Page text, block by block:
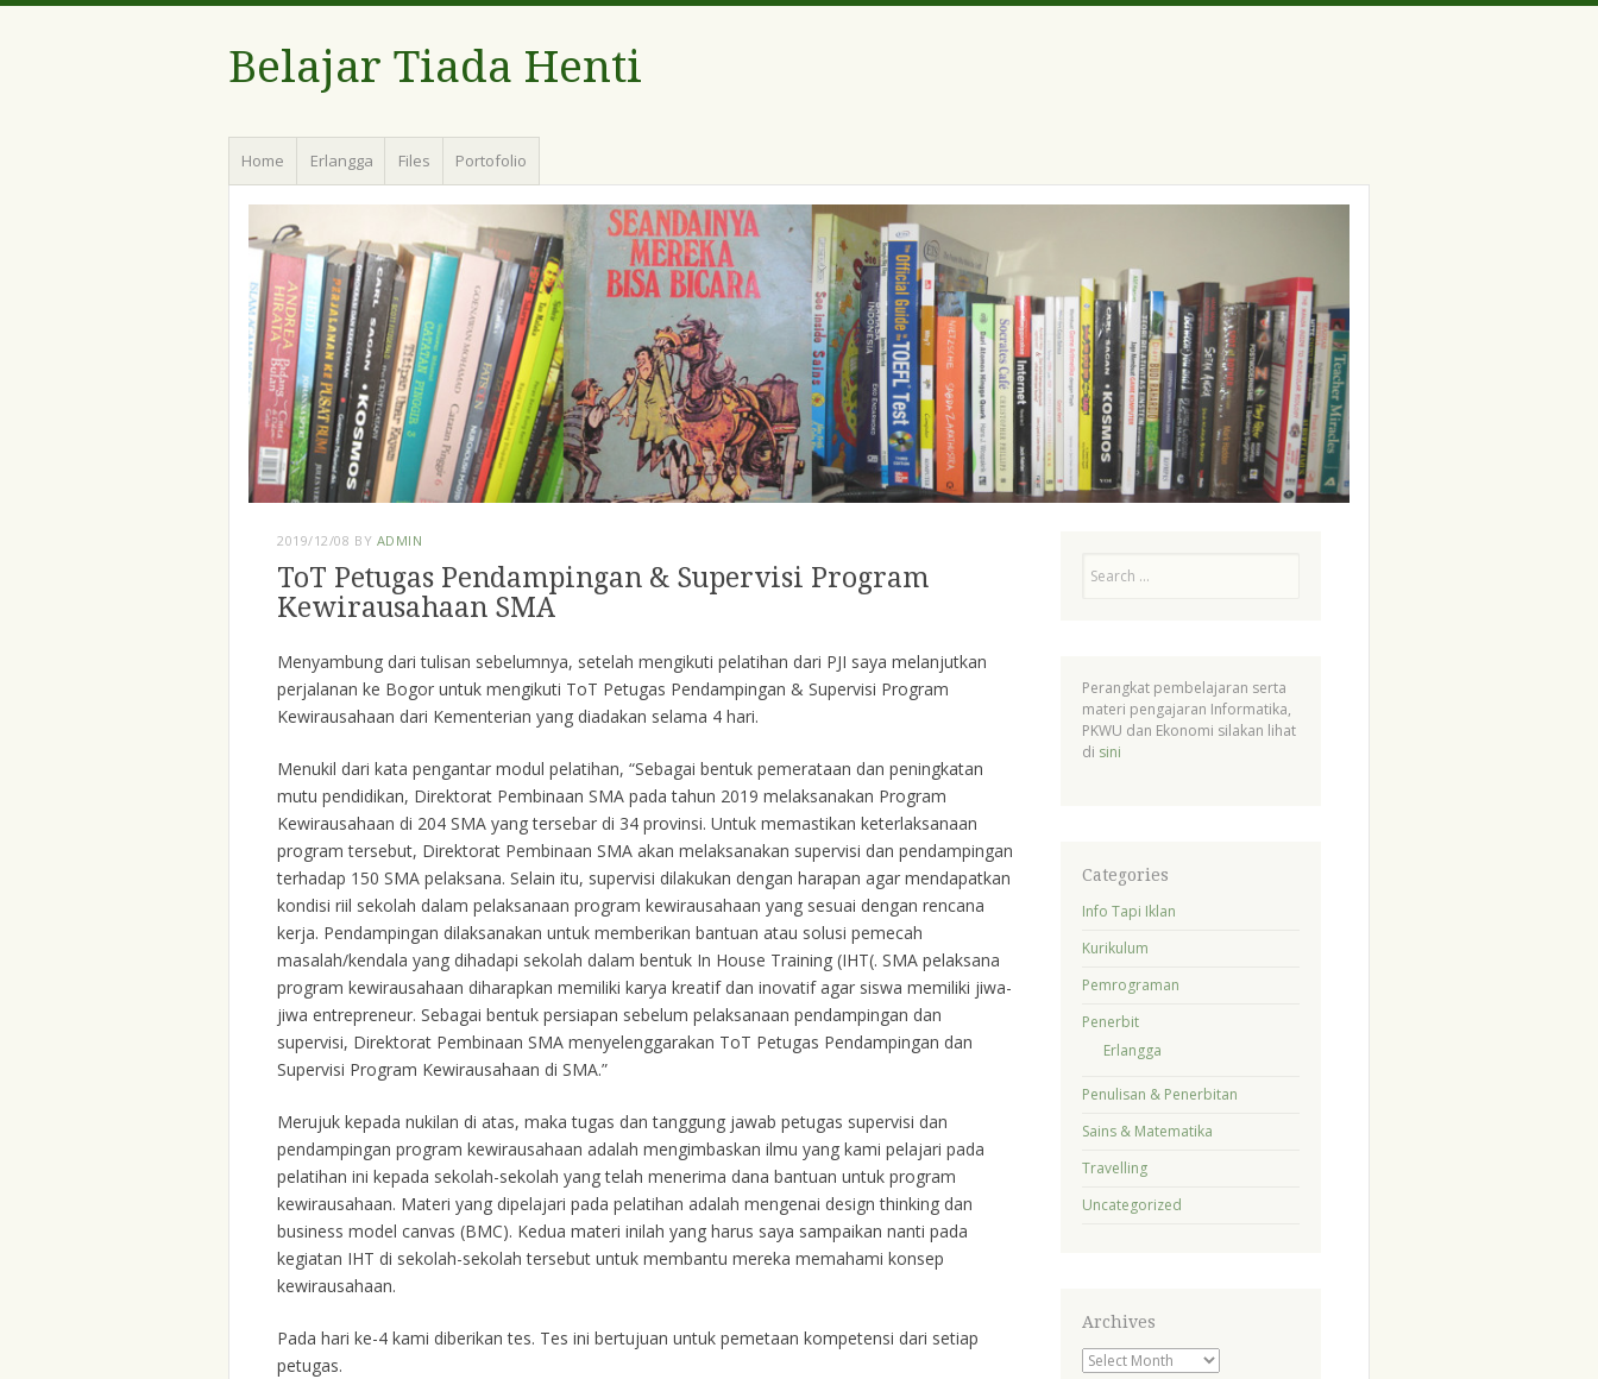
Belajar Tiada Henti
Menu
Skip
to
content
Home Erlangga Files Portofolio
2019/12/08 BY ADMIN
ToT Petugas Pendampingan & Supervisi Program
Kewirausahaan SMA
Menyambung dari tulisan sebelumnya, setelah mengikuti pelatihan dari PJI saya melanjutkan
perjalanan ke Bogor untuk mengikuti ToT Petugas Pendampingan & Supervisi Program
Kewirausahaan dari Kementerian yang diadakan selama 4 hari.
Menukil dari kata pengantar modul pelatihan, “Sebagai bentuk pemerataan dan peningkatan
mutu pendidikan, Direktorat Pembinaan SMA pada tahun 2019 melaksanakan Program
Kewirausahaan di 204 SMA yang tersebar di 34 provinsi. Untuk memastikan keterlaksanaan
program tersebut, Direktorat Pembinaan SMA akan melaksanakan supervisi dan pendampingan
terhadap 150 SMA pelaksana. Selain itu, supervisi dilakukan dengan harapan agar mendapatkan
kondisi riil sekolah dalam pelaksanaan program kewirausahaan yang sesuai dengan rencana
kerja. Pendampingan dilaksanakan untuk memberikan bantuan atau solusi pemecah
masalah/kendala yang dihadapi sekolah dalam bentuk In House Training (IHT(. SMA pelaksana
program kewirausahaan diharapkan memiliki karya kreatif dan inovatif agar siswa memiliki jiwa-
jiwa entrepreneur. Sebagai bentuk persiapan sebelum pelaksanaan pendampingan dan
supervisi, Direktorat Pembinaan SMA menyelenggarakan ToT Petugas Pendampingan dan
Supervisi Program Kewirausahaan di SMA.”
Merujuk kepada nukilan di atas, maka tugas dan tanggung jawab petugas supervisi dan
pendampingan program kewirausahaan adalah mengimbaskan ilmu yang kami pelajari pada
pelatihan ini kepada sekolah-sekolah yang telah menerima dana bantuan untuk program
kewirausahaan. Materi yang dipelajari pada pelatihan adalah mengenai design thinking dan
business model canvas (BMC). Kedua materi inilah yang harus saya sampaikan nanti pada
kegiatan IHT di sekolah-sekolah tersebut untuk membantu mereka memahami konsep
kewirausahaan.
Pada hari ke-4 kami diberikan tes. Tes ini bertujuan untuk pemetaan kompetensi dari setiap
petugas.
Perangkat pembelajaran serta
materi pengajaran Informatika,
PKWU dan Ekonomi silakan lihat
di sini
Categories
Info Tapi Iklan
Kurikulum
Pemrograman
Penerbit
Erlangga
Penulisan & Penerbitan
Sains & Matematika
Travelling
Uncategorized
Archives
Archives